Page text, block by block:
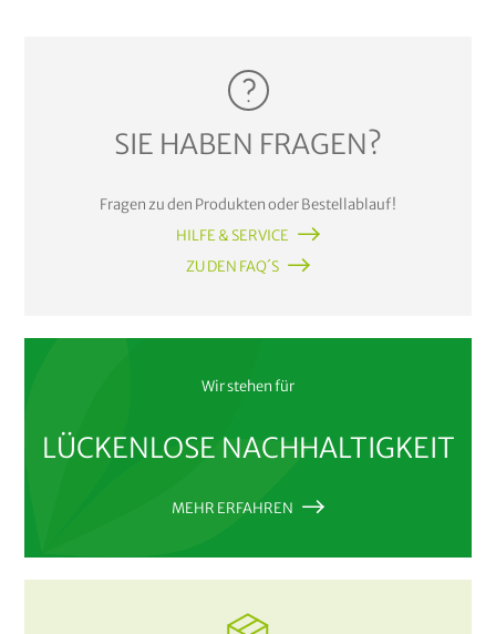
SIE HABEN FRAGEN?
Fragen zu den Produkten oder Bestellablauf!
HILFE & SERVICE
ZU DEN FAQ´S
Wir stehen für
LÜCKENLOSE NACHHALTIGKEIT
MEHR ERFAHREN